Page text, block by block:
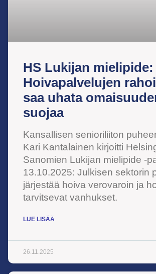
HS Lukijan mielipide:
Hoivapalvelujen
saa uhata
suojaa
Kansallisen senioriliiton
Kari Kantalainen kirjoitti
Sanomien Lukijan mielipide -
13.10.2025: Julkisen sektorin
järjestää hoiva verovaroin ja
tarvitsevat vanhukset.
LUE LISÄÄ
26.11.2025